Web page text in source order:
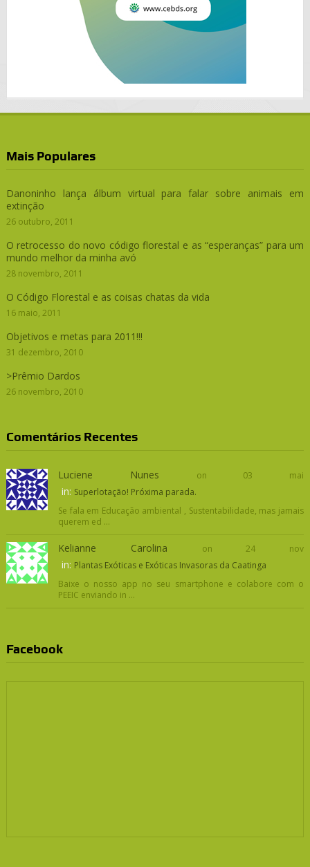
Mais Populares
Danoninho lança álbum virtual para falar sobre animais em
extinção
26 outubro, 2011
O retrocesso do novo código florestal e as “esperanças” para um
mundo melhor da minha avó
28 novembro, 2011
O Código Florestal e as coisas chatas da vida
16 maio, 2011
Objetivos e metas para 2011!!!
31 dezembro, 2010
>Prêmio Dardos
26 novembro, 2010
Comentários Recentes
Luciene Nunes on 03 mai
in: Superlotação! Próxima parada.
Se fala em Educação ambiental , Sustentabilidade, mas jamais
querem ed ...
Kelianne Carolina on 24 nov
in: Plantas Exóticas e Exóticas Invasoras da Caatinga
Baixe o nosso app no seu smartphone e colabore com o
PEEIC enviando in ...
Facebook